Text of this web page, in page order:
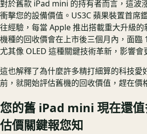
對於舊款 iPad mini 的持有者而言，這波
衝擊您的設備價值。US3C 蘋果裝置首席
往經驗，每當 Apple 推出搭載重大升級
機種的回收價會在上市後三個月內，面臨
尤其像 OLED 這種關鍵技術革新，影響會
這也解釋了為什麼許多精打細算的科技愛
前，就開始評估舊機的回收價值，趕在價
您的舊 iPad mini 現在還值
估價關鍵報您知